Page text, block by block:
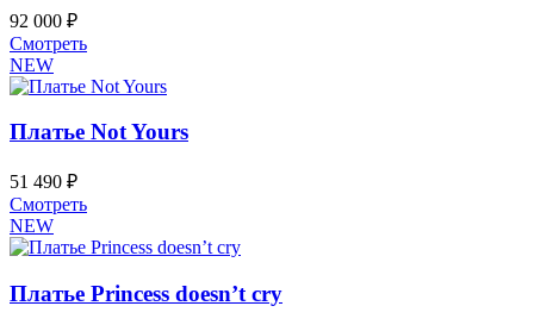
на
товара.
92 000 ₽
СмотретьЭтот
имеет
вариаций.
на
товара.
NEW
Платье Not Yours
51 490 ₽
СмотретьЭтот
имеет
вариаций.
Опции
NEW
Платье Princess doesn’t cry